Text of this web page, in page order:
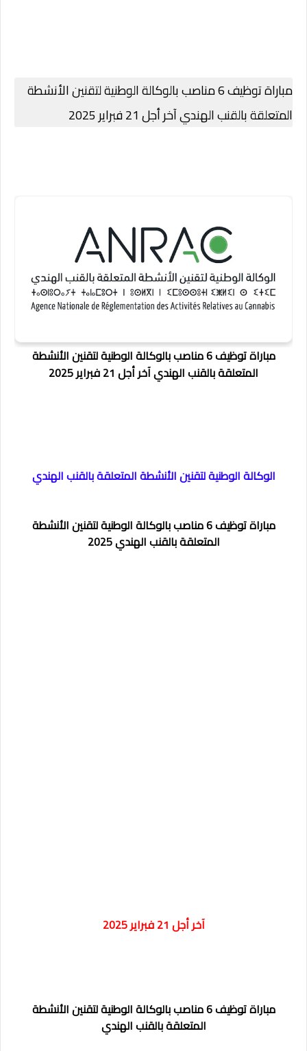
مباراة توظيف 6 مناصب بالوكالة الوطنية لتقنين الأنشطة
المتعلقة بالقنب الهندي آخر أجل 21 فبراير 2025
مباراة توظيف 6 مناصب بالوكالة الوطنية لتقنين الأنشطة
المتعلقة بالقنب الهندي آخر أجل 21 فبراير 2025
الوكالة الوطنية لتقنين الأنشطة المتعلقة بالقنب الهندي
مباراة توظيف 6 مناصب بالوكالة الوطنية لتقنين الأنشطة
المتعلقة بالقنب الهندي 2025
آخر أجل 21 فبراير 2025
مباراة توظيف 6 مناصب بالوكالة الوطنية لتقنين الأنشطة
المتعلقة بالقنب الهندي